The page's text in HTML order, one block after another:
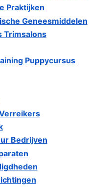
Praktijken
Geneesmiddelen
Trimsalons
Puppycursus
Bedrijven